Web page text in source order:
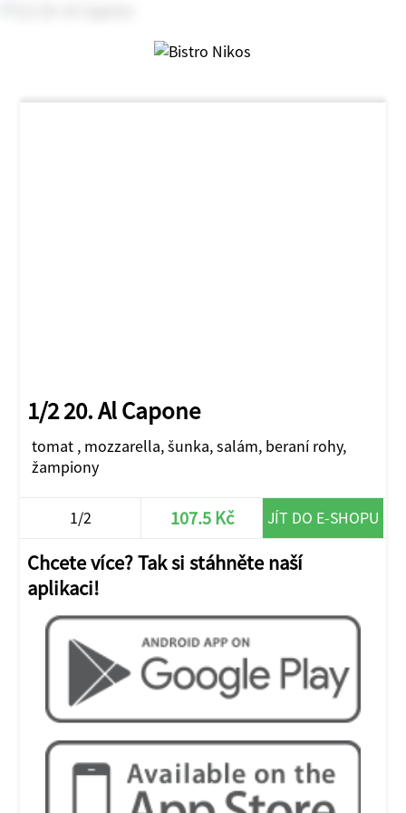
1/2 20. Al Capone
tomat , mozzarella, šunka, salám, beraní rohy,
žampiony
1/2 107.5 Kč JÍT DO E-SHOPU
Chcete více? Tak si stáhněte naší
aplikaci!